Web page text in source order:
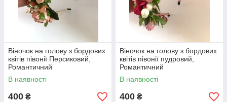
Віночок на голову з бордових
квітів півонії Персиковий,
Романтичний
В наявності
400 ₴
Віночок на голову з бордових
квітів півонії пудровий,
Романтичний
В наявності
400 ₴